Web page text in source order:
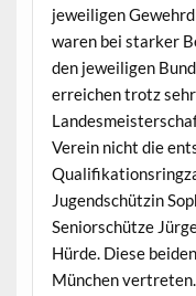
jeweiligen
waren bei starker
den jeweiligen
erreichen trotz
Verein nicht die
Jugendschützin
Seniorschütze
Hürde. Diese
München vertreten.